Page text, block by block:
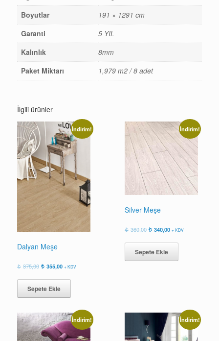
Boyutlar
191 × 1291 cm
Garanti
5 YIL
Kalınlık
8mm
Paket Miktarı
1,979 m2 / 8 adet
İlgili ürünler
İndirim!
Dalyan Meşe
375,00 Orijinal
375,00.
355,00Şu
fiyat:
+ KDV
Sepete Ekle
İndirim!
Silver Meşe
360,00 Orijinal
360,00.
340,00Şu
fiyat:
+ KDV
Sepete Ekle
İndirim! İndirim!